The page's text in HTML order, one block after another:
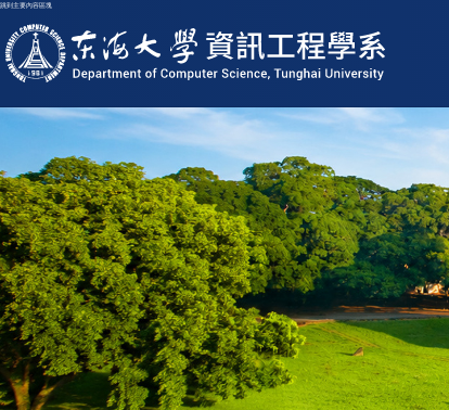
跳到主要內容區塊
東海大學logo